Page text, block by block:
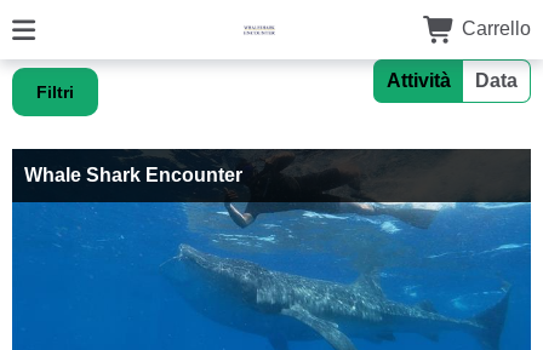
Carrello
Filtri
Attività Data
Whale Shark Encounter